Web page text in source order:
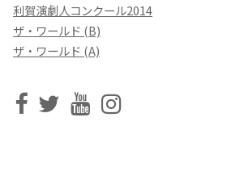
利賀演劇人コンクール2014
ザ・ワールド (B)
ザ・ワールド (A)